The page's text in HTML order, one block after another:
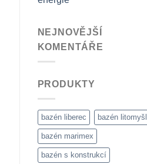
NEJNOVĚJŠÍ
KOMENTÁŘE
PRODUKTY
bazén liberec bazén litomyšl
bazén marimex
bazén s konstrukcí